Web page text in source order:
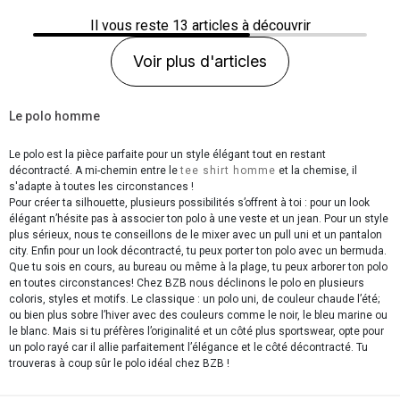
Il vous reste 13 articles à découvrir
Voir plus d'articles
Le polo homme
Le polo est la pièce parfaite pour un style élégant tout en restant
décontracté. A mi-chemin entre letee shirt homme et la chemise, il
s'adapte à toutes les circonstances !
Pour créer ta silhouette, plusieurs possibilités s’offrent à toi : pour un look
élégant n’hésite pas à associer ton polo à une veste et un jean. Pour un style
plus sérieux, nous te conseillons de le mixer avec un pull uni et un pantalon
city. Enfin pour un look décontracté, tu peux porter ton polo avec un bermuda.
Que tu sois en cours, au bureau ou même à la plage, tu peux arborer ton polo
en toutes circonstances! Chez BZB nous déclinons le polo en plusieurs
coloris, styles et motifs. Le classique : un polo uni, de couleur chaude l’été;
ou bien plus sobre l’hiver avec des couleurs comme le noir, le bleu marine ou
le blanc. Mais si tu préfères l’originalité et un côté plus sportswear, opte pour
un polo rayé car il allie parfaitement l’élégance et le côté décontracté. Tu
trouveras à coup sûr le polo idéal chez BZB !